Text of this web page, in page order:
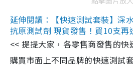
延伸閱讀：【快速測試套裝】深
抗原測試劑 現貨發售！買10支再
<< 提提大家，各零售商發售的快
購買市面上不同品牌的快速測試